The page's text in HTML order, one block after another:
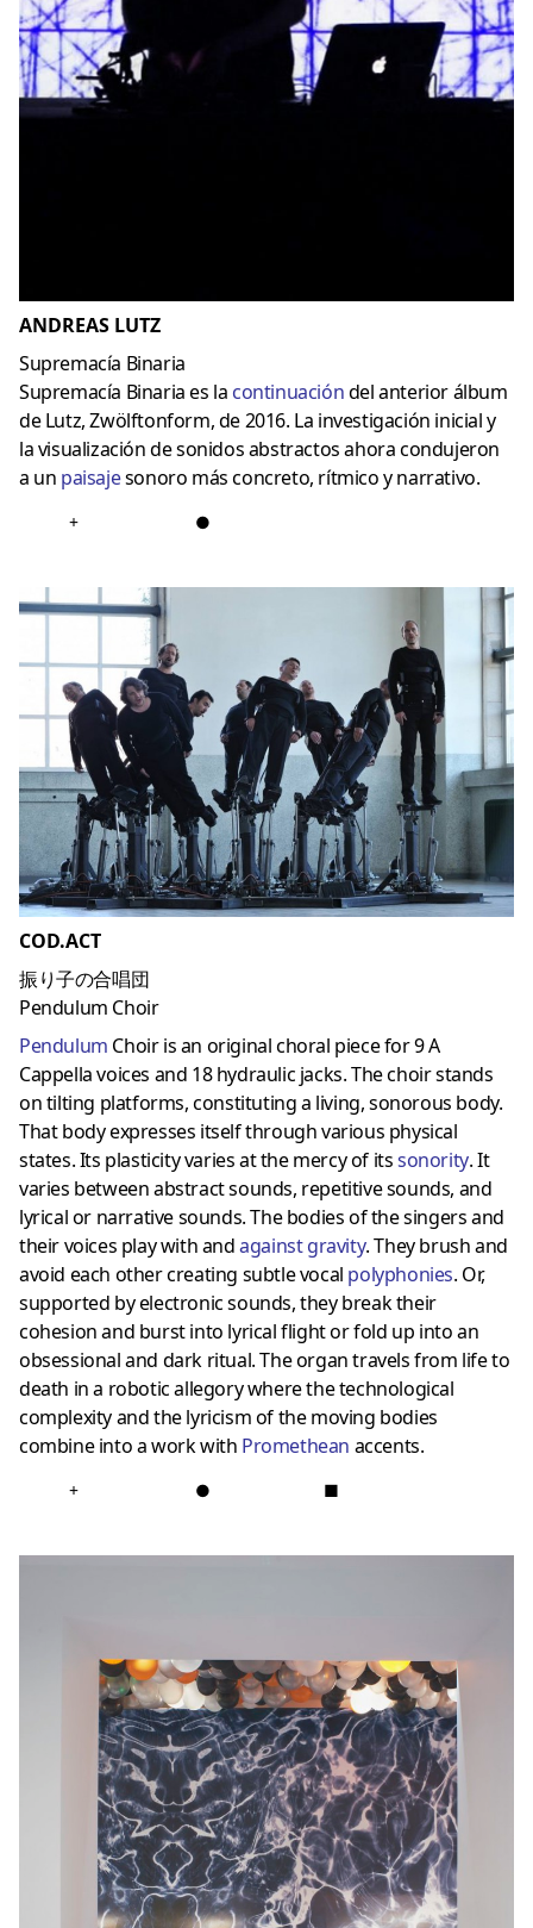
ANDREAS LUTZ
Supremacía Binaria
Supremacía Binaria es la continuacióndel anterior álbum
de Lutz, Zwölftonform, de 2016. La investigación inicial y
la visualización de sonidos abstractos ahora condujeron
a un paisajesonoro más concreto, rítmico y narrativo.
+ ●
COD.ACT
振り子の合唱団
Pendulum Choir
Pendulum Choir is an original choral piece for 9 A
Cappella voices and 18 hydraulic jacks. The choir stands
on tilting platforms, constituting a living, sonorous body.
That body expresses itself through various physical
states. Its plasticity varies at the mercy of itssonority. It
varies between abstract sounds, repetitive sounds, and
lyrical or narrative sounds. The bodies of the singers and
their voices play with andagainst gravity. They brush and
avoid each other creating subtle vocal polyphonies. Or,
supported by electronic sounds, they break their
cohesion and burst into lyrical flight or fold up into an
obsessional and dark ritual. The organ travels from life to
death in a robotic allegory where the technological
complexity and the lyricism of the moving bodies
combine into a work with Promethean accents.
+ ● ■